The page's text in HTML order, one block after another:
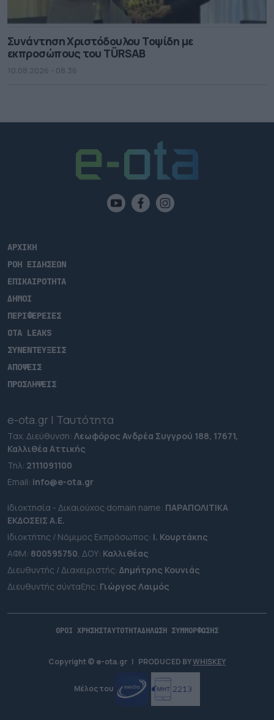
Συνάντηση Χριστόδουλου Τοψίδη με
εκπροσώπους του TÜRSAB
10.08.2026 - 08.36
ΑΡΧΙΚΗ
ΡΟΗ ΕΙΔΗΣΕΩΝ
ΕΠΙΚΑΙΡΟΤΗΤΑ
ΔΗΜΟΙ
ΠΕΡΙΦΕΡΕΙΕΣ
OTA LEAKS
ΣΥΝΕΝΤΕΥΞΕΙΣ
ΑΠΟΨΕΙΣ
ΠΡΟΣΛΗΨΕΙΣ
e-ota.gr | Ταυτότητα
Ταχ. Διεύθυνση: Λεωφόρος Ανδρέα Συγγρού 188, 17671,
Καλλιθέα Αττικής
Τηλ: 2111091100
Εmail: info@e-ota.gr
Ιδιοκτησία - Δικαιούχος domain name: ΠΑΡΑΠΟΛΙΤΙΚΑ
ΕΚΔΟΣΕΙΣ A.E.
Ιδιοκτήτης / Νόμιμος Εκπρόσωπος: Ι. Κουρτάκης
ΑΦΜ: 800595750, ΔΟΥ: Καλλιθέας
Διευθυντής / Διαχειριστής: Δημήτρης Κουνιάς
Διευθυντής σύνταξης: Γιώργος Λαιμός
ΟΡΟΙ ΧΡΗΣΗΣΤΑΥΤΟΤΗΤΑΔΗΛΩΣΗ ΣΥΜΜΟΡΦΩΣΗΣ
Copyright © e-ota.gr | PRODUCED BYWHISKEY
Μέλος του